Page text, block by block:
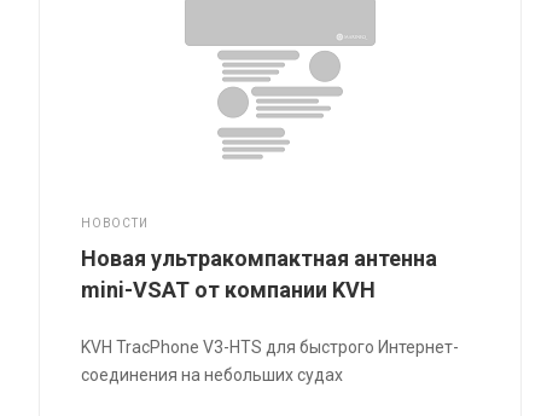
НОВОСТИ
Новая ультракомпактная антенна
mini-VSAT от компании KVH
KVH TracPhone V3-HTS для быстрого Интернет-
соединения на небольших судах